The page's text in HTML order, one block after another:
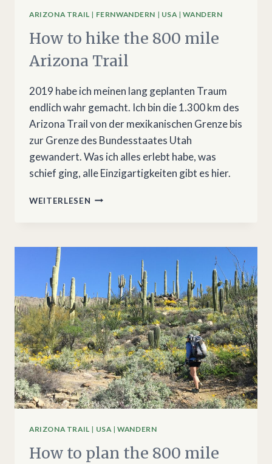
ARIZONA TRAIL | FERNWANDERN | USA |WANDERN
How to hike the 800 mile
Arizona Trail
2019 habe ich meinen lang geplanten Traum
endlich wahr gemacht. Ich bin die 1.300 km des
Arizona Trail von der mexikanischen Grenze bis
zur Grenze des Bundesstaates Utah
gewandert. Was ich alles erlebt habe, was
schief ging, alle Einzigartigkeiten gibt es hier.
WEITERLESEN HOW
800
ARIZONA
TRAIL
ARIZONA TRAIL | USA|WANDERN
How to plan the 800 mile